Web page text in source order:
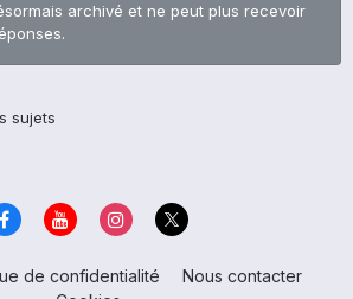
archivé et ne peut plus recevoir
sujets
de confidentialité
Nous contacter